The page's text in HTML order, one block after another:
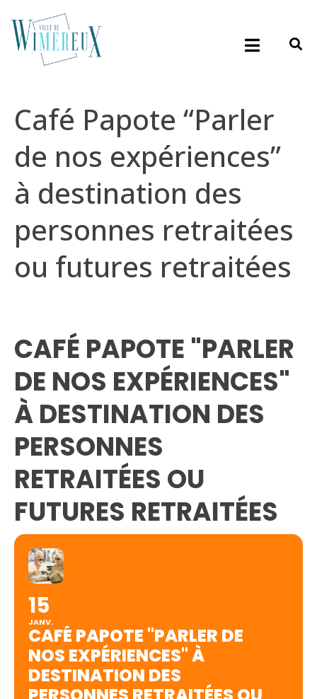
Café Papote “Parler
de nos expériences”
à destination des
personnes retraitées
ou futures retraitées
CAFÉ PAPOTE "PARLER
DE NOS EXPÉRIENCES"
À DESTINATION DES
PERSONNES
RETRAITÉES OU
FUTURES RETRAITÉES
15
JANV.
CAFÉ PAPOTE "PARLER DE
NOS EXPÉRIENCES" À
DESTINATION DES